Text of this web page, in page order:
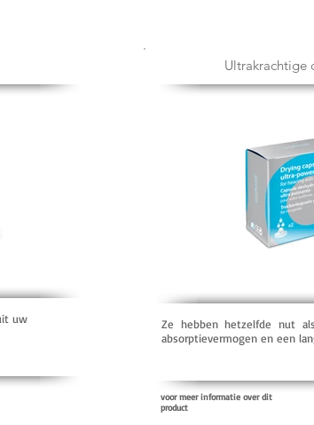
uw
Ultrakrachtige
Ze hebben hetzelfde nut
absorptievermogen en een
voor meer informatie over dit
product